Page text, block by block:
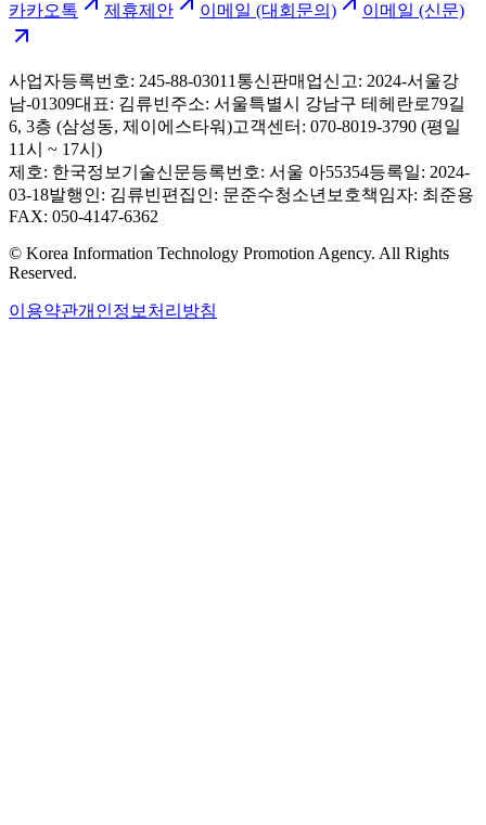
카카오톡 제휴제안 이메일 (대회문의) 이메일 (신문)
사업자등록번호: 245-88-03011 통신판매업신고: 2024-서울강
남-01309대표: 김류빈주소: 서울특별시 강남구 테헤란로79길
6, 3층 (삼성동, 제이에스타워)고객센터: 070-8019-3790 (평일
11시 ~ 17시)
제호: 한국정보기술신문등록번호: 서울 아55354등록일: 2024-
03-18발행인: 김류빈편집인: 문준수청소년보호책임자: 최준용
FAX: 050-4147-6362
© Korea Information Technology Promotion Agency. All Rights
Reserved.
이용약관개인정보처리방침